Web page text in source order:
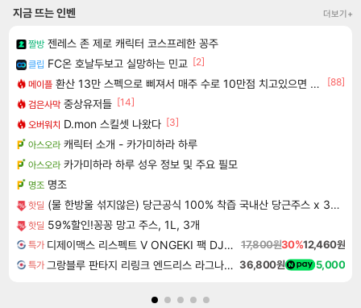
지금 뜨는 인벤 더보기+
짤방 젠레스 존 제로 캐릭터 코스프레한 꽁주
클립 FC온 호날두보고 실망하는 민교 [2]
메이플 환산 13만 스펙으로 삐져서 매주 수로 10만점 치고있으면 ㅋㅋ
[88]
검은사막 중상유저들 [14]
오버워치 D.mon 스킬셋 나왔다 [3]
아스오라 캐릭터 소개 - 카가미하라 하루
아스오라 카가미하라 하루 성우 정보 및 주요 필모
명조 명조
핫딜 (물 한방울 섞지않은) 당근공식 100% 착즙 국내산 당근주스 x 30개
핫딜 59%할인!꽁꽁 망고 주스, 1L, 3개
특가 디제이맥스 리스펙트 V ONGEKI 팩 DJMAX RESPECT V ONGEKI Pack DLC 17,800원30%12,460원
특가 그랑블루 판타지 리링크 엔드리스 라그나로크 업그레이드 킷 Granblue Fantasy Relink Endless Ragnarok Upgrade Kit DLC 36,800원 5,000